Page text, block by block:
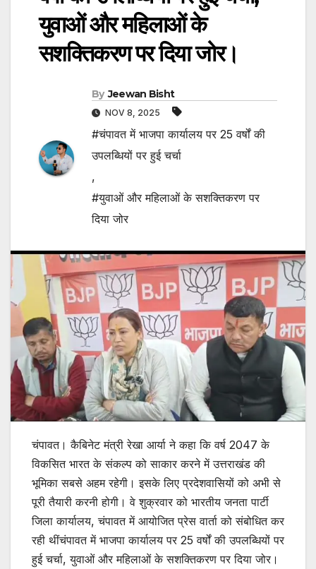
युवाओं और महिलाओं के
सशक्तिकरण पर दिया जोर।
By Jeewan Bisht
NOV 8, 2025
#चंपावत में भाजपा कार्यालय पर 25 वर्षों की
उपलब्धियों पर हुई चर्चा
,
#युवाओं और महिलाओं के सशक्तिकरण पर
दिया जोर
चंपावत। कैबिनेट मंत्री रेखा आर्या ने कहा कि वर्ष 2047 के
विकसित भारत के संकल्प को साकार करने में उत्तराखंड की
भूमिका सबसे अहम रहेगी। इसके लिए प्रदेशवासियों को अभी से
पूरी तैयारी करनी होगी। वे शुक्रवार को भारतीय जनता पार्टी
जिला कार्यालय, चंपावत में आयोजित प्रेस वार्ता को संबोधित कर
रही थींचंपावत में भाजपा कार्यालय पर 25 वर्षों की उपलब्धियों पर
हुई चर्चा, युवाओं और महिलाओं के सशक्तिकरण पर दिया जोर।